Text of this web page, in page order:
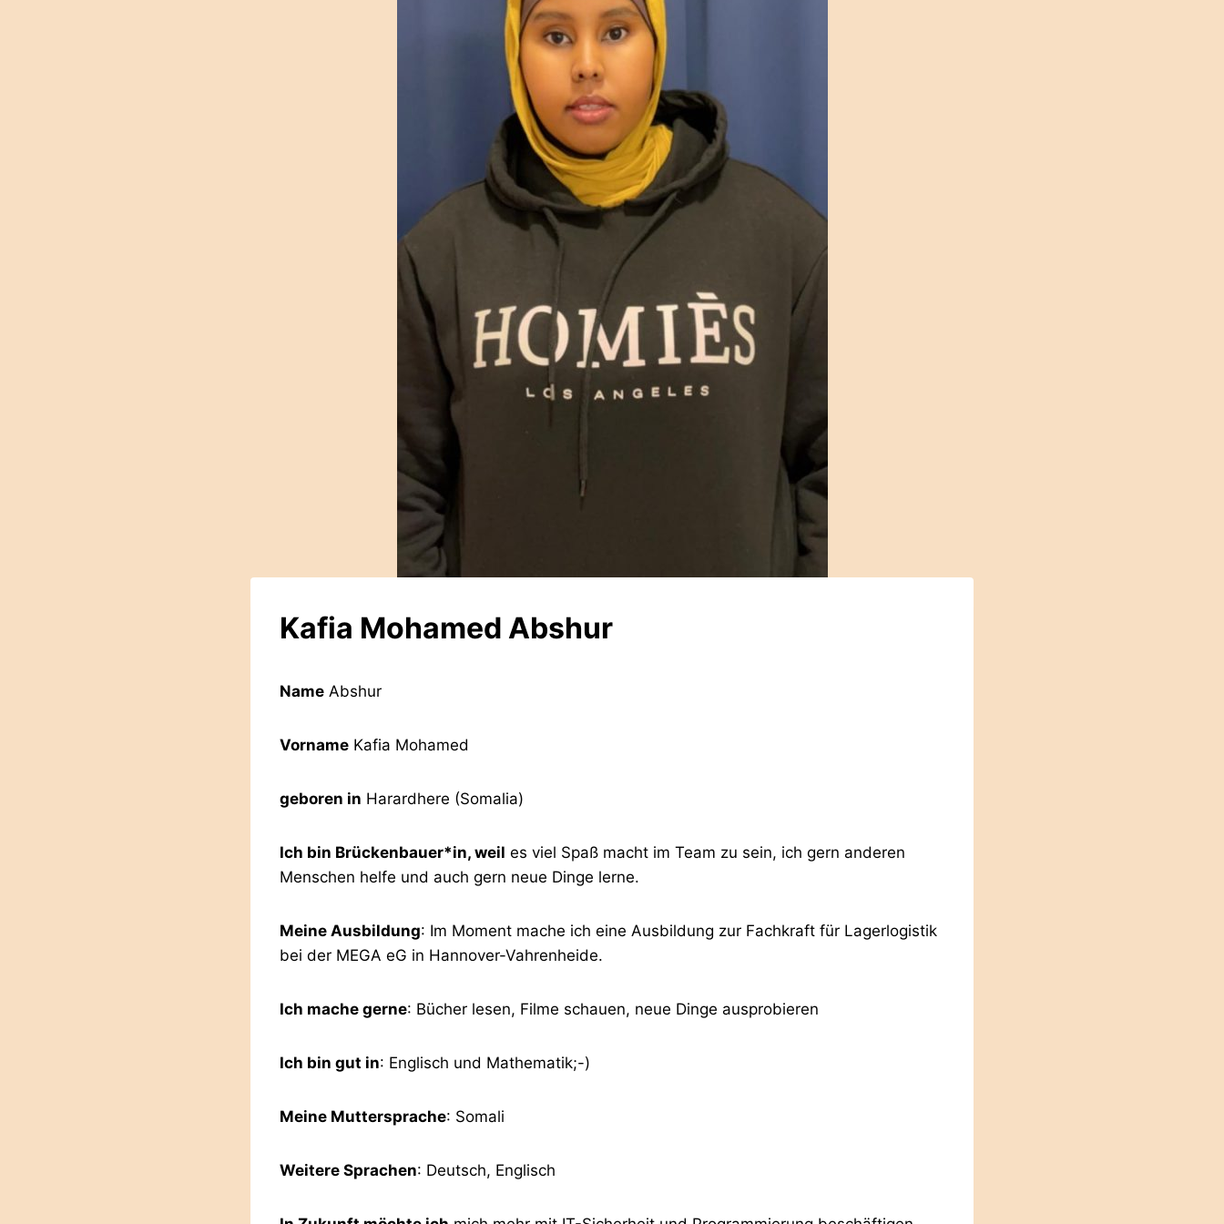
Kafia Mohamed Abshur
Name Abshur
Vorname Kafia Mohamed
geboren in Harardhere (Somalia)
Ich bin Brückenbauer*in, weil es viel Spaß macht im Team zu sein, ich gern anderen
Menschen helfe und auch gern neue Dinge lerne.
Meine Ausbildung: Im Moment mache ich eine Ausbildung zur Fachkraft für Lagerlogistik
bei der MEGA eG in Hannover-Vahrenheide.
Ich mache gerne: Bücher lesen, Filme schauen, neue Dinge ausprobieren
Ich bin gut in: Englisch und Mathematik;-)
Meine Muttersprache: Somali
Weitere Sprachen: Deutsch, Englisch